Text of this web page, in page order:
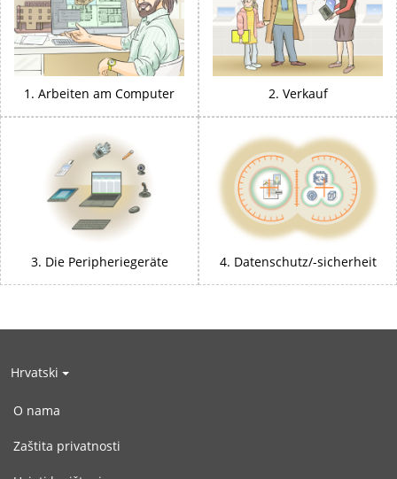
1. Arbeiten am Computer 2. Verkauf
3. Die Peripheriegeräte 4. Datenschutz/-sicherheit
Hrvatski
O nama
Zaštita privatnosti